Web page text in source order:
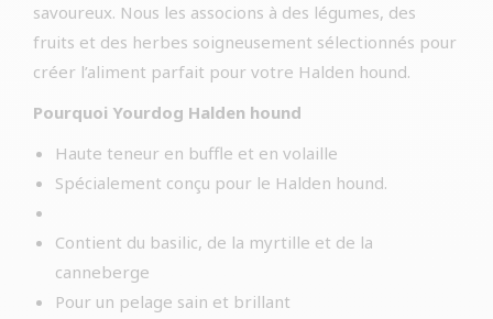
savoureux. Nous les associons à des légumes, des
fruits et des herbes soigneusement sélectionnés pour
créer l’aliment parfait pour votre Halden hound.
Pourquoi Yourdog Halden hound
Haute teneur en buffle et en volaille
Spécialement conçu pour le Halden hound.
Contient du basilic, de la myrtille et de la
canneberge
Pour un pelage sain et brillant